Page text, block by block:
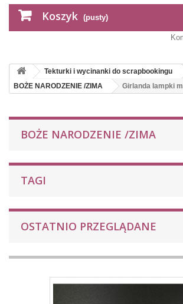
Koszyk (pusty)
Tekturki i wycinanki do scrapbookingu
BOŻE NARODZENIE /ZIMA
Girlanda lampki
BOŻE NARODZENIE /ZIMA
TAGI
OSTATNIO PRZEGLĄDANE